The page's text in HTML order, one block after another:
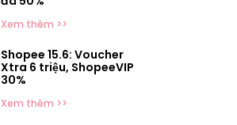
Xem thêm >>
Shopee 15.6: Voucher
Xtra 6 triệu, ShopeeVIP
30%
Xem thêm >>